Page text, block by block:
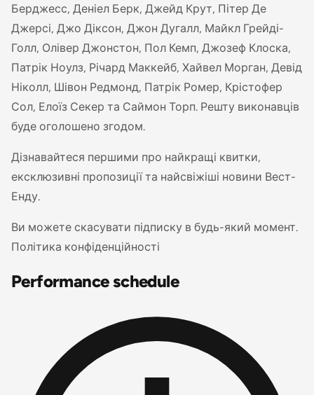
Берджесс, Деніел Берк, Джейд Крут, Пітер Де
Джерсі, Джо Діксон, Джон Дугалл, Майкл Грейді-
Голл, Олівер Джонстон, Пол Кемп, Джозеф Клоска,
Патрік Ноулз, Річард Маккейб, Хайвел Морган, Девід
Ніколл, Шівон Редмонд, Патрік Ромер, Крістофер
Сол, Елоїз Секер та Саймон Торп. Решту виконавців
буде оголошено згодом.
Дізнавайтеся першими про найкращі квитки,
ексклюзивні пропозиції та найсвіжіші новини Вест-
Енду.
Ви можете скасувати підписку в будь-який момент.
Політика конфіденційності
Performance schedule